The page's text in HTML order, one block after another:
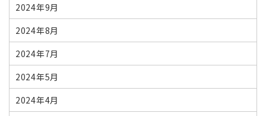
2024年9月
2024年8月
2024年7月
2024年5月
2024年4月